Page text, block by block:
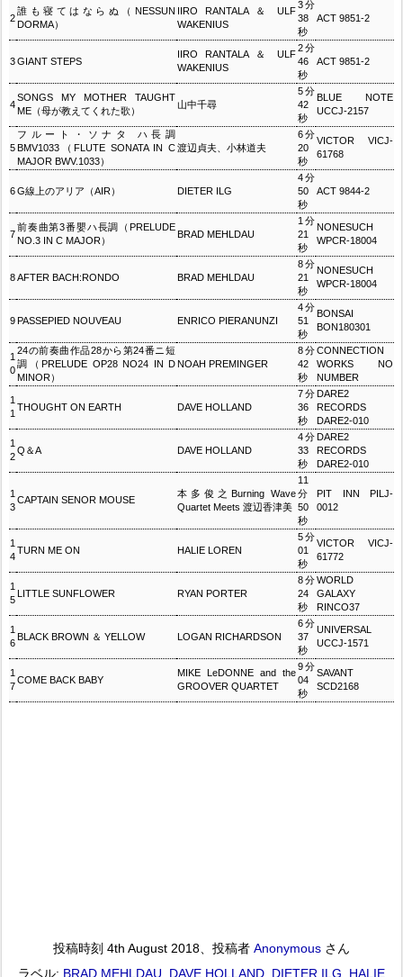
2
誰も寝てはならぬ（NESSUN
DORMA）
IIRO RANTALA ＆ ULF
WAKENIUS
3分
38
秒
ACT 9851-2
3GIANT STEPS
IIRO RANTALA ＆ ULF
WAKENIUS
2分
46
秒
ACT 9851-2
4
SONGS MY MOTHER TAUGHT
ME（母が教えてくれた歌）
山中千尋
5分
42
秒
BLUE NOTE
UCCJ-2157
5
フルート・ソナタ ハ長調
BMV1033（FLUTE SONATA IN C
MAJOR BWV.1033）
渡辺貞夫、小林道夫
6分
20
秒
VICTOR VICJ-
61768
6G線上のアリア（AIR） DIETER ILG
4分
50
秒
ACT 9844-2
7
前奏曲第3番嬰ハ長調（PRELUDE
NO.3 IN C MAJOR）
BRAD MEHLDAU
1分
21
秒
NONESUCH
WPCR-18004
8AFTER BACH:RONDO BRAD MEHLDAU
8分
21
秒
NONESUCH
WPCR-18004
9PASSEPIED NOUVEAU ENRICO PIERANUNZI
4分
51
秒
BONSAI
BON180301
1
0
24の前奏曲作品28から第24番ニ短
調（PRELUDE OP28 NO24 IN D
MINOR）
NOAH PREMINGER
8分
42
秒
CONNECTION
WORKS NO
NUMBER
1
1
THOUGHT ON EARTH DAVE HOLLAND
7分
36
秒
DARE2
RECORDS
DARE2-010
1
2
Q＆A DAVE HOLLAND
4分
33
秒
DARE2
RECORDS
DARE2-010
1
3
CAPTAIN SENOR MOUSE
本多俊之Burning Wave
Quartet Meets 渡辺香津美
11
分
50
秒
PIT INN PILJ-
0012
1
4
TURN ME ON HALIE LOREN
5分
01
秒
VICTOR VICJ-
61772
1
5
LITTLE SUNFLOWER RYAN PORTER
8分
24
秒
WORLD
GALAXY
RINCO37
1
6
BLACK BROWN ＆ YELLOW LOGAN RICHARDSON
6分
37
秒
UNIVERSAL
UCCJ-1571
1
7
COME BACK BABY
MIKE LeDONNE and the
GROOVER QUARTET
9分
04
秒
SAVANT
SCD2168
投稿時刻 4th August 2018 、投稿者 Anonymous さん
ラベル: BRAD MEHLDAU DAVE HOLLAND DIETER ILG HALIE